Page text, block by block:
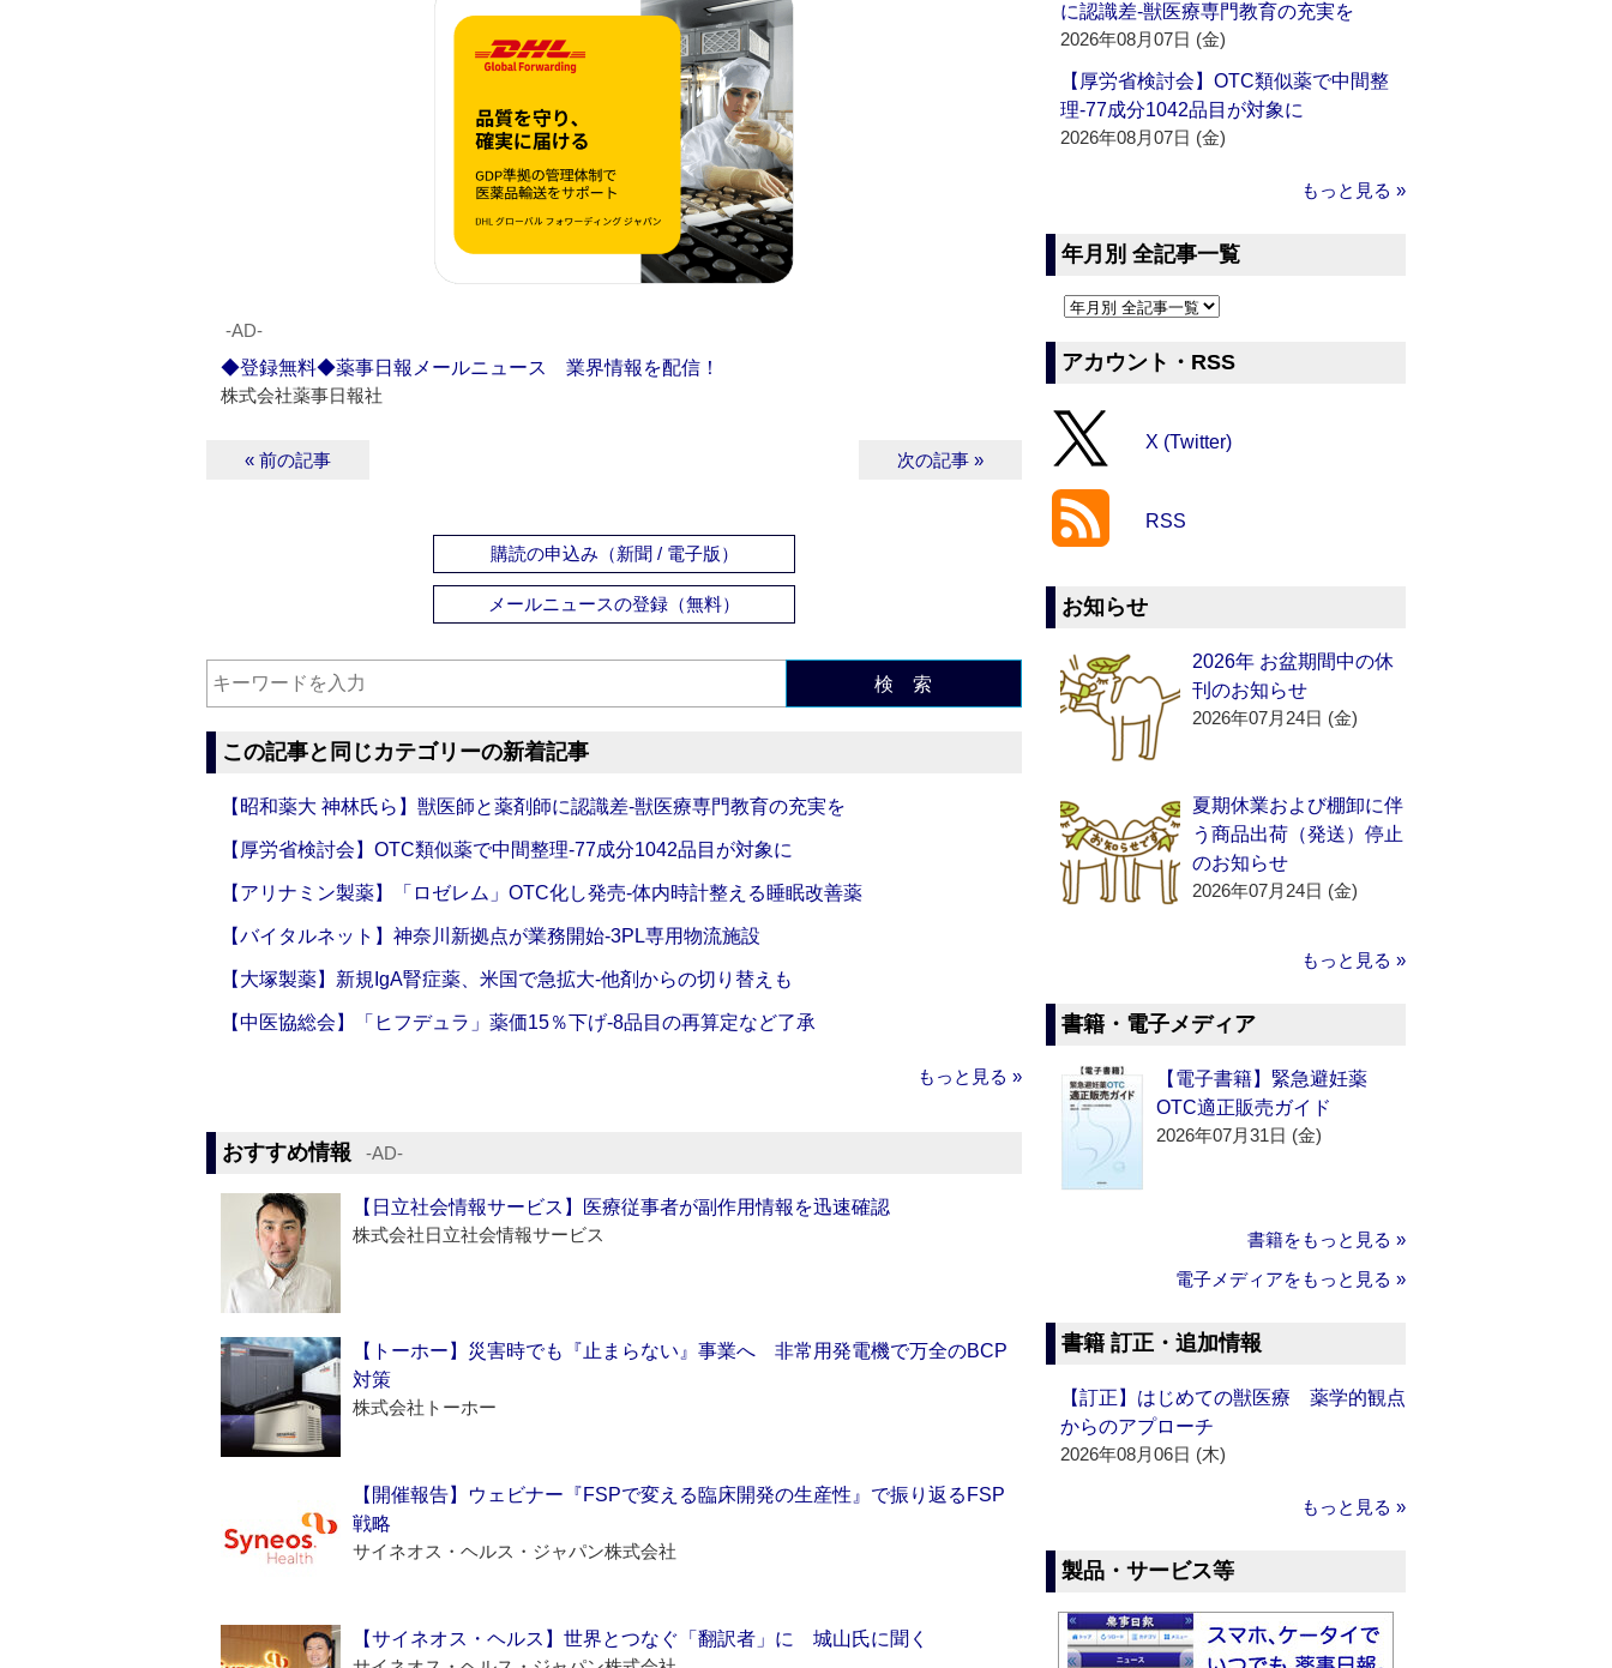
‐AD‐
◆登録無料◆薬事日報メールニュース 業界情報を配信！
株式会社薬事日報社
« 前の記事 次の記事 »
購読の申込み（新聞 / 電子版）
メールニュースの登録（無料）
検 索
この記事と同じカテゴリーの新着記事
【昭和薬大 神林氏ら】獣医師と薬剤師に認識差‐獣医療専門教育の充実を
【厚労省検討会】OTC類似薬で中間整理‐77成分1042品目が対象に
【アリナミン製薬】「ロゼレム」OTC化し発売‐体内時計整える睡眠改善薬
【バイタルネット】神奈川新拠点が業務開始‐3PL専用物流施設
【大塚製薬】新規IgA腎症薬、米国で急拡大‐他剤からの切り替えも
【中医協総会】「ヒフデュラ」薬価15％下げ‐8品目の再算定など了承
もっと見る »
おすすめ情報 ‐AD‐
【日立社会情報サービス】医療従事者が副作用情報を迅速確認
株式会社日立社会情報サービス
【トーホー】災害時でも『止まらない』事業へ 非常用発電機で万全のBCP
対策
株式会社トーホー
【開催報告】ウェビナー『FSPで変える臨床開発の生産性』で振り返るFSP
戦略
サイネオス・ヘルス・ジャパン株式会社
【サイネオス・ヘルス】世界とつなぐ「翻訳者」に 城山氏に聞く
に認識差‐獣医療専門教育の充実を
2026年08月07日 (金)
【厚労省検討会】OTC類似薬で中間整
理‐77成分1042品目が対象に
2026年08月07日 (金)
もっと見る »
年月別 全記事一覧
アカウント・RSS
X (Twitter)
RSS
お知らせ
2026年 お盆期間中の休
刊のお知らせ
2026年07月24日 (金)
夏期休業および棚卸に伴
う商品出荷（発送）停止
のお知らせ
2026年07月24日 (金)
もっと見る »
書籍・電子メディア
【電子書籍】緊急避妊薬
OTC適正販売ガイド
2026年07月31日 (金)
書籍をもっと見る »
電子メディアをもっと見る »
書籍 訂正・追加情報
【訂正】はじめての獣医療 薬学的観点
からのアプローチ
2026年08月06日 (木)
もっと見る »
製品・サービス等